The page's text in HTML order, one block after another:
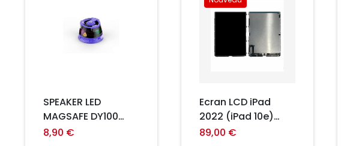
SPEAKER LED
MAGSAFE DY100
VIOLET
8,90 €
Prix
Ecran LCD iPad
2022 (iPad 10e)
(A2696 / A2757 /
89,00 €